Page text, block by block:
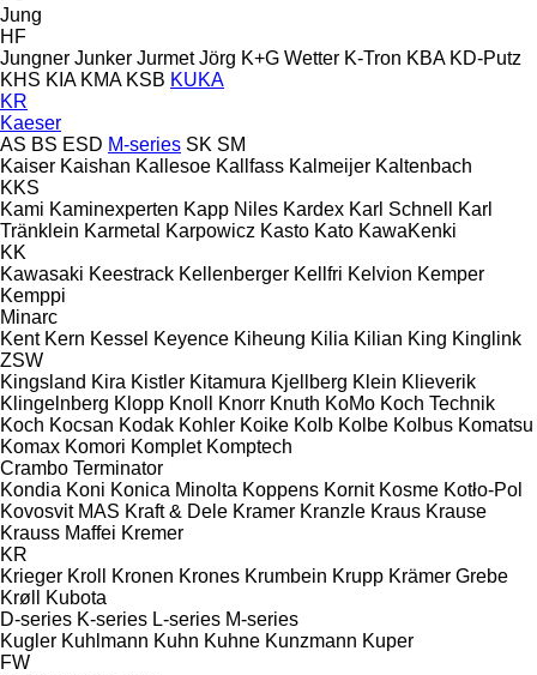
Jung
HF
Jungner Junker Jurmet Jörg K+G Wetter K-Tron KBA KD-Putz
KHS KIA KMA KSB KUKA
KR
Kaeser
AS BS ESD M-series SK SM
Kaiser Kaishan Kallesoe Kallfass Kalmeijer Kaltenbach
KKS
Kami Kaminexperten Kapp Niles Kardex Karl Schnell
Karl
Tränklein Karmetal Karpowicz Kasto Kato KawaKenki
KK
Kawasaki Keestrack Kellenberger Kellfri Kelvion Kemper
Kemppi
Minarc
Kent Kern Kessel Keyence Kiheung Kilia Kilian King Kinglink
ZSW
Kingsland Kira Kistler Kitamura Kjellberg Klein Klieverik
Klingelnberg Klopp Knoll Knorr Knuth KoMo Koch Technik
Koch Kocsan Kodak Kohler Koike Kolb Kolbe Kolbus Komatsu
Komax Komori Komplet Komptech
Crambo Terminator
Kondia Koni Konica Minolta Koppens Kornit Kosme Kotło-Pol
Kovosvit MAS Kraft & Dele Kramer Kranzle Kraus Krause
Krauss Maffei Kremer
KR
Krieger Kroll Kronen Krones Krumbein Krupp Krämer Grebe
Krøll
Kubota
D-series K-series L-series M-series
Kugler Kuhlmann Kuhn Kuhne Kunzmann Kuper
FW